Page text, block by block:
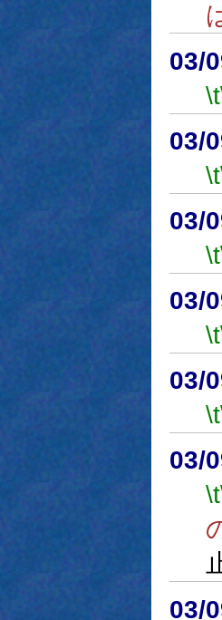
03/
\t
03/
\t
03/
\t
03/
\t
03/
\t
03/
\t
03/